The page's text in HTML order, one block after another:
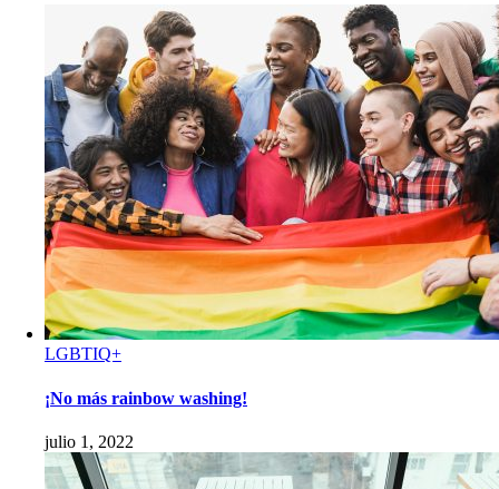
LGBTIQ+
¡No más rainbow washing!
julio 1, 2022